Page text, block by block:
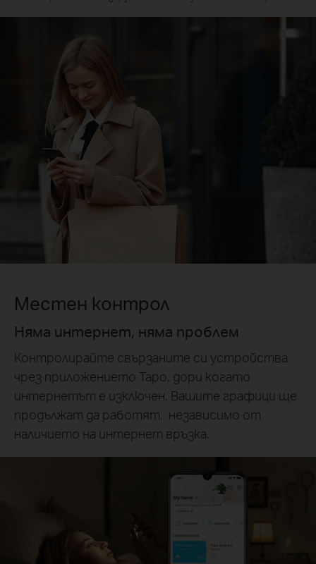
Местен контрол
Няма интернет, няма проблем
Контролирайте свързаните си устройства
чрез приложението Tapo, дори когато
интернетът е изключен. Вашите графици ще
продължат да работят, независимо от
наличието на интернет връзка.